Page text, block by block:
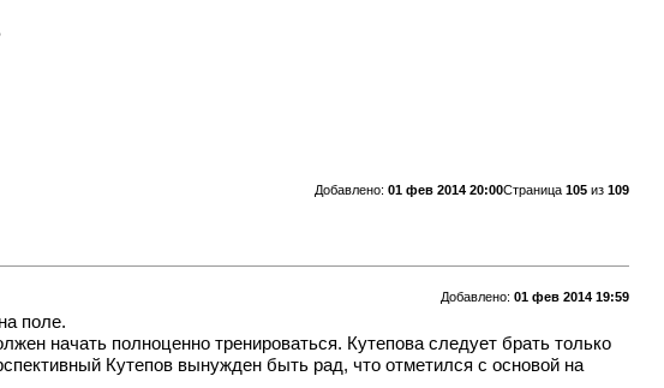
Страница 105из 109
Добавлено: 01 фев 2014 20:00
Добавлено: 01 фев 2014 19:59
поле.
начать полноценно тренироваться. Кутепова следует брать только
Кутепов вынужден быть рад, что отметился с основой на